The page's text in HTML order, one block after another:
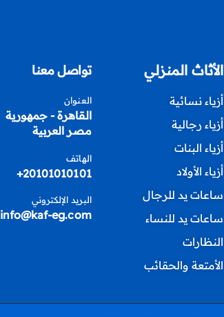
الأثاث المنزلي
أزياء نسائية
أزياء رجالية
أزياء البنات
أزياء الأولاد
ساعات يد للرجال
ساعات يد للنساء
النظارات
الأمتعة والحقائب
تواصل معنا
العنوان
القاهرة - جمهورية
مصر العربية
الهاتف
20101010101+
البريد الإلكتروني
info@kaf-eg.com